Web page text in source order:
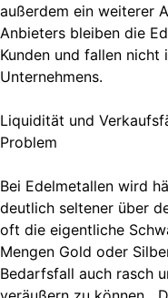
außerdem ein weiterer
Anbieters bleiben die
Kunden und fallen nicht
Unternehmens.
Liquidität und
Problem
Bei Edelmetallen wird
deutlich seltener über
oft die eigentliche
Mengen Gold oder
Bedarfsfall auch rasch